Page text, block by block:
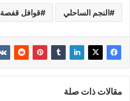
النجم الساحلي قوافل قفصة
مقالات ذات صلة